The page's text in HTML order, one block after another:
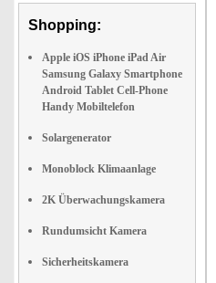
Shopping:
Apple iOS iPhone iPad Air
Samsung Galaxy Smartphone
Android Tablet Cell-Phone
Handy Mobiltelefon
Solargenerator
Monoblock Klimaanlage
2K Überwachungskamera
Rundumsicht Kamera
Sicherheitskamera